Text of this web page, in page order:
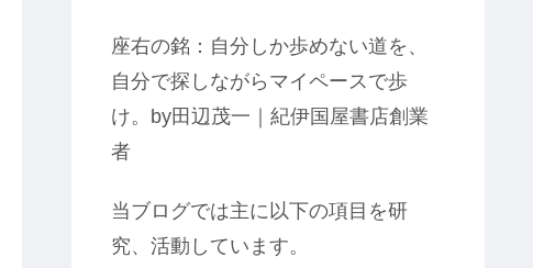
座右の銘： 自分しか歩めない道を、
自分で探しながらマイペースで歩
け。by田辺茂一｜紀伊国屋書店創業
者
当ブログでは主に以下の項目を研
究、活動しています。